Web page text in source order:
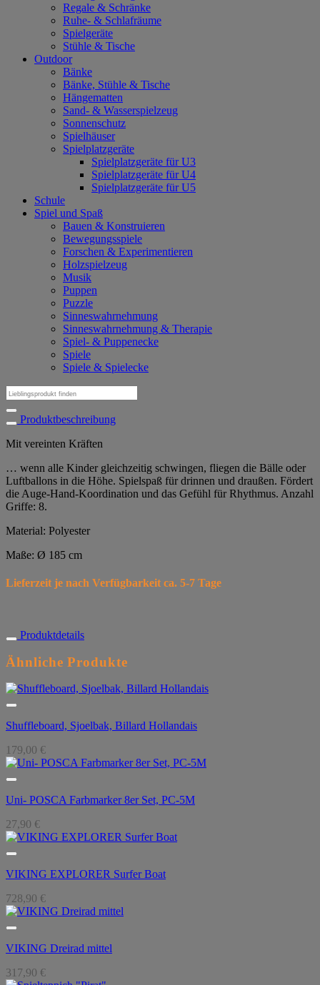
Regale & Schränke
Ruhe- & Schlafräume
Spielgeräte
Stühle & Tische
Outdoor
Bänke
Bänke, Stühle & Tische
Hängematten
Sand- & Wasserspielzeug
Sonnenschutz
Spielhäuser
Spielplatzgeräte
Spielplatzgeräte für U3
Spielplatzgeräte für U4
Spielplatzgeräte für U5
Schule
Spiel und Spaß
Bauen & Konstruieren
Bewegungsspiele
Forschen & Experimentieren
Holzspielzeug
Musik
Puppen
Puzzle
Sinneswahrnehmung
Sinneswahrnehmung & Therapie
Spiel- & Puppenecke
Spiele
Spiele & Spielecke
Suchen
nach:
Produktbeschreibung
Mit vereinten Kräften
… wenn alle Kinder gleichzeitig schwingen, fliegen die Bälle oder
Luftballons in die Höhe. Spielspaß für drinnen und draußen. Fördert
die Auge-Hand-Koordination und das Gefühl für Rhythmus. Anzahl
Griffe: 8.
Material: Polyester
Maße: Ø 185 cm
Lieferzeit je nach Verfügbarkeit ca. 5-7 Tage
Produktdetails
Ähnliche Produkte
Shuffleboard, Sjoelbak, Billard Hollandais
179,00 €
Uni- POSCA Farbmarker 8er Set, PC-5M
27,90 €
VIKING EXPLORER Surfer Boat
728,90 €
VIKING Dreirad mittel
317,90 €